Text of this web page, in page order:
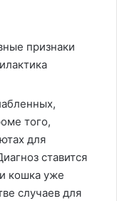
того,
для
ставится
кошка уже
случаев для